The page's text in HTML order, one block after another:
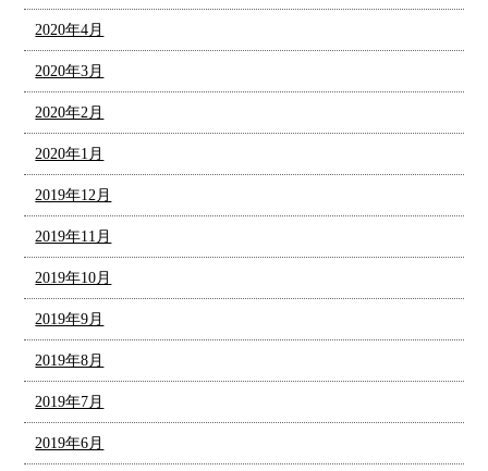
2020年4月
2020年3月
2020年2月
2020年1月
2019年12月
2019年11月
2019年10月
2019年9月
2019年8月
2019年7月
2019年6月